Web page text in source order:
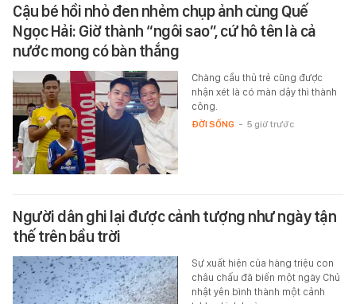
Cậu bé hồi nhỏ đen nhẻm chụp ảnh cùng Quế
Ngọc Hải: Giờ thành “ngôi sao”, cứ hô tên là cả
nước mong có bàn thắng
Chàng cầu thủ trẻ cũng được
nhận xét là có màn dậy thì thành
công.
ĐỜI SỐNG - 5 giờ trước
Người dân ghi lại được cảnh tượng như ngày tận
thế trên bầu trời
Sự xuất hiện của hàng triệu con
châu chấu đã biến một ngày Chủ
nhật yên bình thành một cảnh